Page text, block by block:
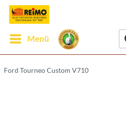
Menü
Ford Tourneo Custom V710